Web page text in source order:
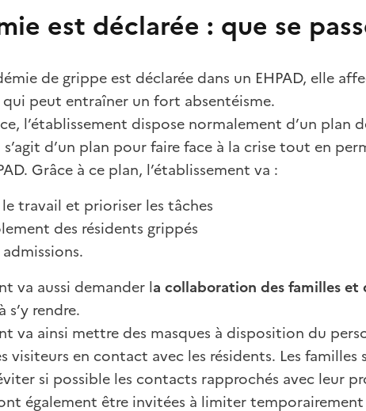
est déclarée : que se
de grippe est déclarée dans un EHPAD, elle
qui peut entraîner un fort absentéisme.
l’établissement dispose normalement d’un plan
s’agit d’un plan pour faire face à la crise tout en
Grâce à ce plan, l’établissement va :
travail et prioriser les tâches
des résidents grippés
va aussi demander la collaboration des familles
s’y rendre.
va ainsi mettre des masques à disposition du
visiteurs en contact avec les résidents. Les
si possible les contacts rapprochés avec leur
également être invitées à limiter